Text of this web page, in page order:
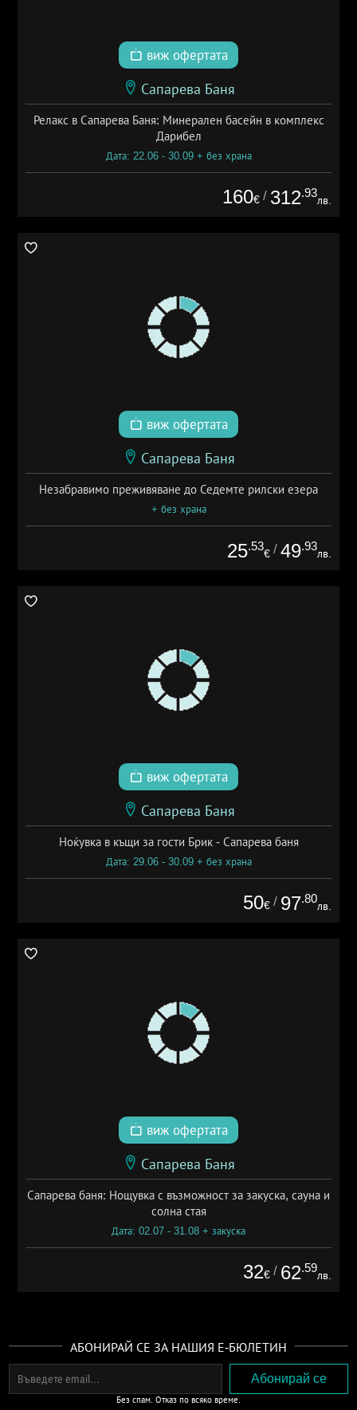
виж офертата
Сапарева Баня
Релакс в Сапарева Баня: Минерален басейн в комплекс
Дарибел
Дата: 22.06 - 30.09 + без храна
160€ / 312.93
лв.
виж офертата
Сапарева Баня
Незабравимо преживяване до Седемте рилски езера
+ без храна
25.53
€ / 49.93
лв.
виж офертата
Сапарева Баня
Ноќувка в къщи за гости Брик - Сапарева баня
Дата: 29.06 - 30.09 + без храна
50€ / 97.80
лв.
виж офертата
Сапарева Баня
Сапарева баня: Нощувка с възможност за закуска, сауна и
солна стая
Дата: 02.07 - 31.08 + закуска
32€ / 62.59
лв.
АБОНИРАЙ СЕ ЗА НАШИЯ Е-БЮЛЕТИН
Без спам. Отказ по всяко време.